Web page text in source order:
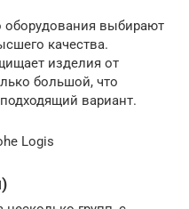
оборудования выбирают
качества.
изделия от
большой, что
вариант.
Logis